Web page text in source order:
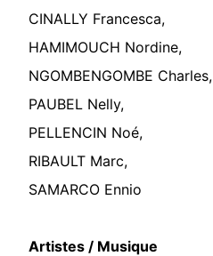
CINALLY Francesca,
HAMIMOUCH Nordine,
NGOMBENGOMBE Charles,
PAUBEL Nelly,
PELLENCIN Noé,
RIBAULT Marc,
SAMARCO Ennio
Artistes / Musique